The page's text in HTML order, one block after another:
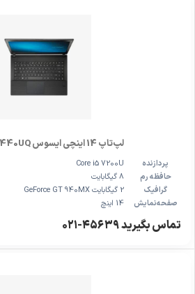
لپ‌تاپ 14 اینچی ایسوس P2440UQ - مدل A
پردازنده
Core i5 7200U
حافظه رم
8 گیگابایت
گرافیک
2 گیگابایت GeForce GT 940MX
صفحه‌نمایش
14 اینچ
تماس بگیرید ۴۵۶۳۹-۰۲۱